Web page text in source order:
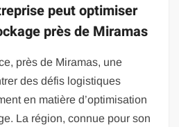
peut optimiser
près de Miramas
près de Miramas, une
des défis logistiques
en matière d’optimisation
La région, connue pour son